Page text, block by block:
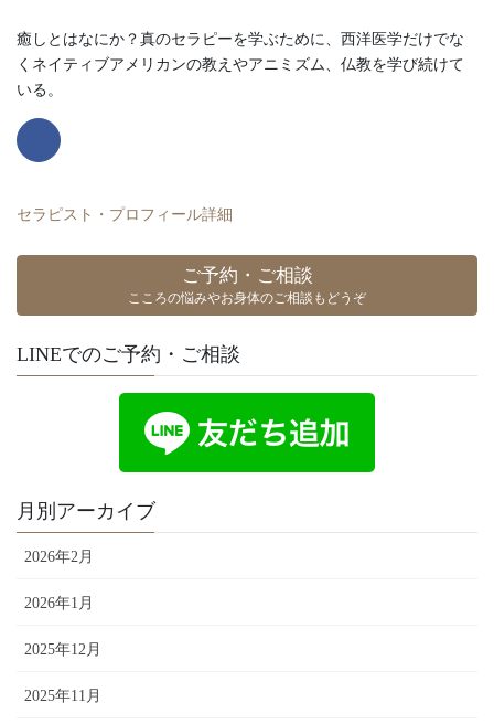
癒しとはなにか？真のセラピーを学ぶために、西洋医学だけでな
くネイティブアメリカンの教えやアニミズム、仏教を学び続けて
いる。
セラピスト・プロフィール詳細
ご予約・ご相談
こころの悩みやお身体のご相談もどうぞ
LINEでのご予約・ご相談
月別アーカイブ
2026年2月
2026年1月
2025年12月
2025年11月